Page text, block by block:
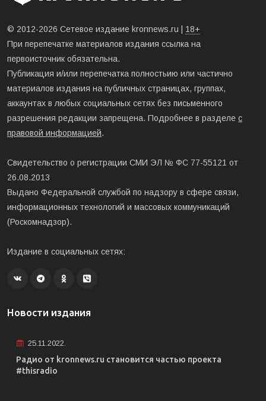
© 2012-2026 Сетевое издание kronnews.ru | 18+
При перепечатке материалов издания ссылка на
первоисточник обязательна.
Публикация и/или перепечатка полностьию или частично
материалов издания на публичных страницах, группах,
аккаунтах в любых социальных сетях без письменного
разрешения редакции запрещена. Подробнее в разделе с
правовой информацией.
Свидетельство о регистрации СМИ ЭЛ № ФС 77-55121 от
26.08.2013
Выдано Федеральной службой по надзору в сфере связи,
информационных технологий и массовых коммуникаций
(Роскомнадзор).
Издание в социальных сетях:
Новости издания
25.11.2022.
Радио от kronnews.ru становится частью проекта
#thisradio